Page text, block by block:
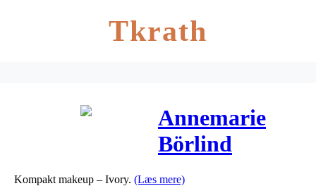
Tkrath
Annemarie
Börlind
Compact
Kompakt makeup – Ivory. (Læs mere)